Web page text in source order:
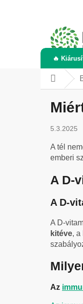
🔥
5.3.2025
A tél
emberi
A D-
A D-
A D-
kitéve, a
Az